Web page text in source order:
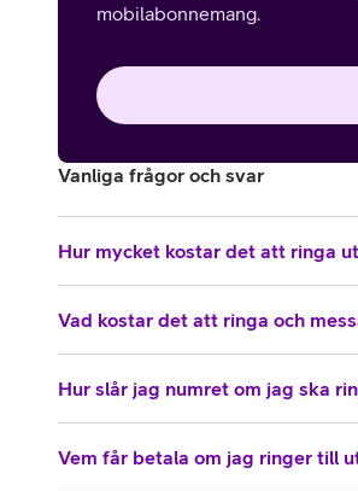
mobilabonnemang.
Vanliga frågor och svar
Hur mycket kostar det att ringa
Vad kostar det att ringa och
Hur slår jag numret om jag ska
Vem får betala om jag ringer till